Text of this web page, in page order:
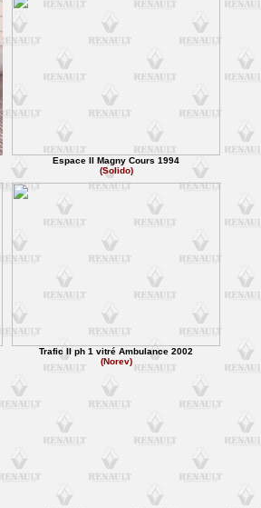
Espace II Magny Cours 1994
(Solido)
Trafic II ph 1 vitré Ambulance 2002
(Norev)